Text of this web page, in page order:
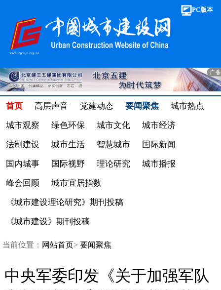
PC版本
首页 高层声音 党建动态 要闻聚焦 城市热点
城市观察 绿色环保 城市文化 城市经济
法制建设 城市生活 智慧城市 国际新闻
国内城事 国际视野 理论研究 城市播报
峰会回顾 城市宜居指数
《城市建设理论研究》期刊投稿
《城市建设》期刊投稿
当前位置： 网站首页> 要闻聚焦
中央军委印发《关于加强军队